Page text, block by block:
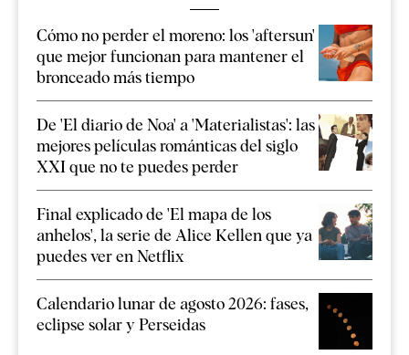
Cómo no perder el moreno: los 'aftersun'
que mejor funcionan para mantener el
bronceado más tiempo
De 'El diario de Noa' a 'Materialistas': las
mejores películas románticas del siglo
XXI que no te puedes perder
Final explicado de 'El mapa de los
anhelos', la serie de Alice Kellen que ya
puedes ver en Netflix
Calendario lunar de agosto 2026: fases,
eclipse solar y Perseidas